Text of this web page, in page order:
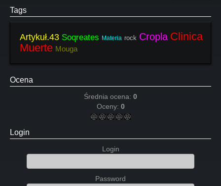
Tags
Artykuł.43 Soqreates Materia rock Cropla Clinica
Muerte Mouga
Ocena
Średnia ocena: 0
Oceny: 0
Login
Login
Password